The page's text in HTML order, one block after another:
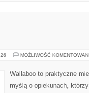
MOŻLIWOŚĆ
Wallaboo to praktyczne
myślą o opiekunach,